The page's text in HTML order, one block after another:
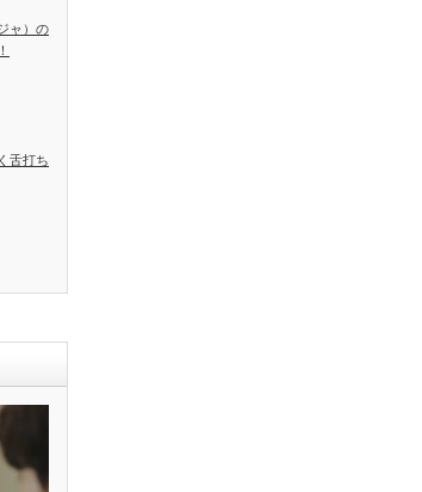
ャ）の
舌打ち